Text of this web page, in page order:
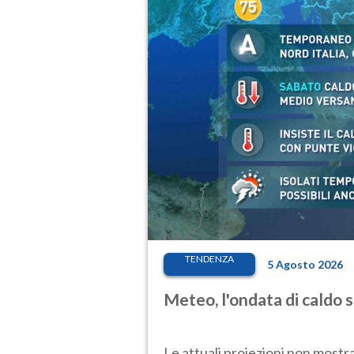
TENDENZA 5 Agosto 2026
Meteo, l'ondata di caldo